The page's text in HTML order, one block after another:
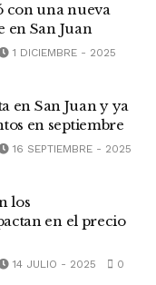
con una nueva
en San Juan
1 DICIEMBRE - 2025
en San Juan y ya
en septiembre
16 SEPTIEMBRE - 2025
los
en el precio
14 JULIO - 2025 0